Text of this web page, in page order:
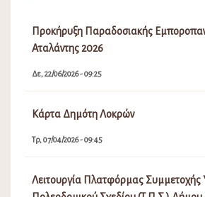
Προκήρυξη Παραδοσιακής
Αταλάντης 2026
Δε, 22/06/2026 - 09:25
Κάρτα Δημότη Λοκρών
Τρ, 07/04/2026 - 09:45
Λειτουργία Πλατφόρμας